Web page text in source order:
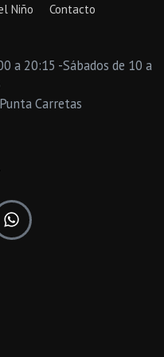
Niño Contacto
a 20:15 -Sábados de 10 a
Carretas
W
h
a